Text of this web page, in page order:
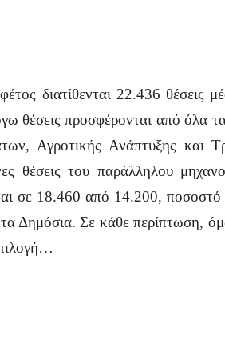
διατίθενται 22.436
θέσεις προσφέρονται από
Αγροτικής Ανάπτυξης και
θέσεις του παράλληλου
σε 18.460 από 14.200,
τα Δημόσια. Σε κάθε περίπτωση,